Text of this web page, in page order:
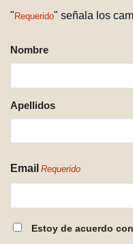
" Requerido" señala los
NOMBRE
REQUERIDO
Nombre
Apellidos
Email Requerido
CONSENTIMIENTO
Estoy de acuerdo